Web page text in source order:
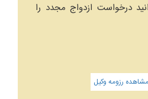
درخواست ازدواج مجدد را
مشاهده رزومه وکیل